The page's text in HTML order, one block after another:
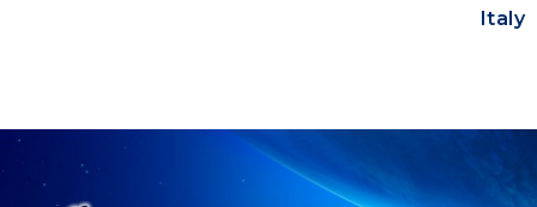
Italy